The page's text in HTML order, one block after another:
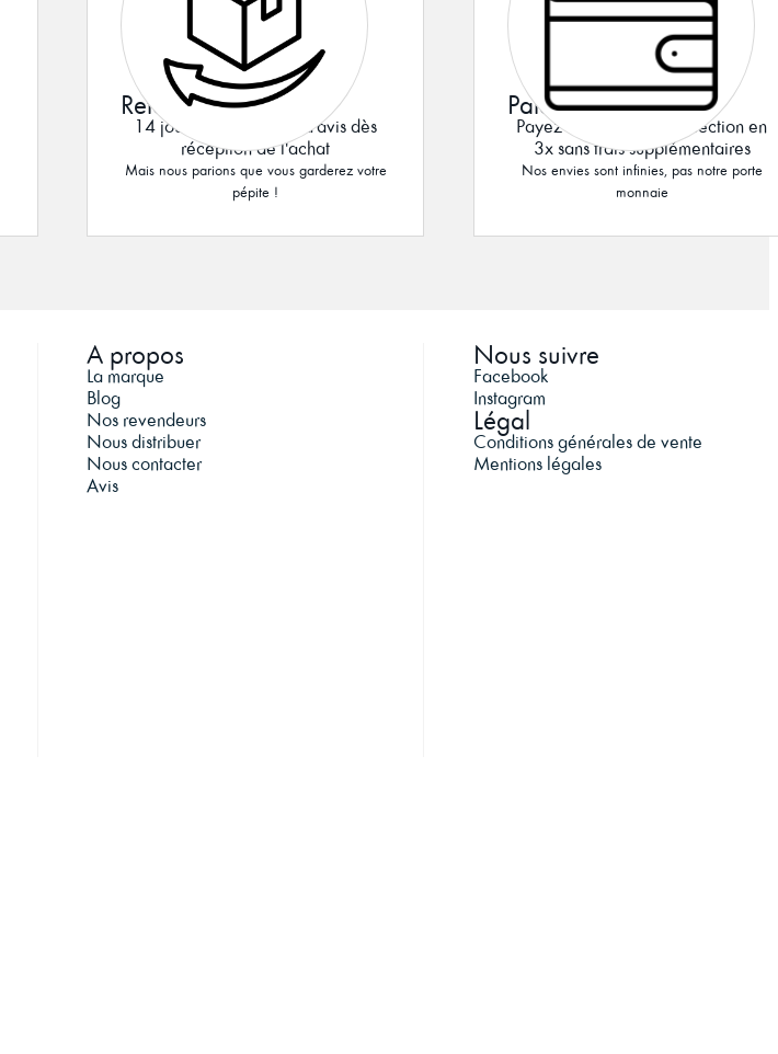
Retours
14 jours pour changer d'avis dès
réception de l'achat
Mais nous parions que vous garderez votre
pépite !
Paiement en 3x
Payez vos bijoux de collection en
3x sans frais supplémentaires
Nos envies sont infinies, pas notre porte
monnaie
A propos
La marque
Blog
Nos revendeurs
Nous distribuer
Nous contacter
Avis
Nous suivre
Facebook
Instagram
Légal
Conditions générales de vente
Mentions légales